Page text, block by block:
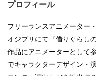
プロフィール
フリーランスアニメーター
オジブリにて『借りぐらし
作品にアニメーターとして
でキャラクターデザイン・